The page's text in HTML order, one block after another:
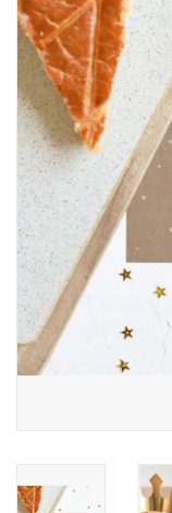
Troost
Thema
Pasen
Koopjes
Cadeaubonnen
Blog